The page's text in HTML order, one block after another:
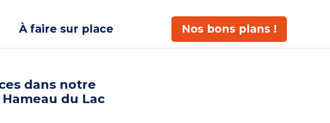
À faire sur place Nos bons plans !
dans notre
du Lac